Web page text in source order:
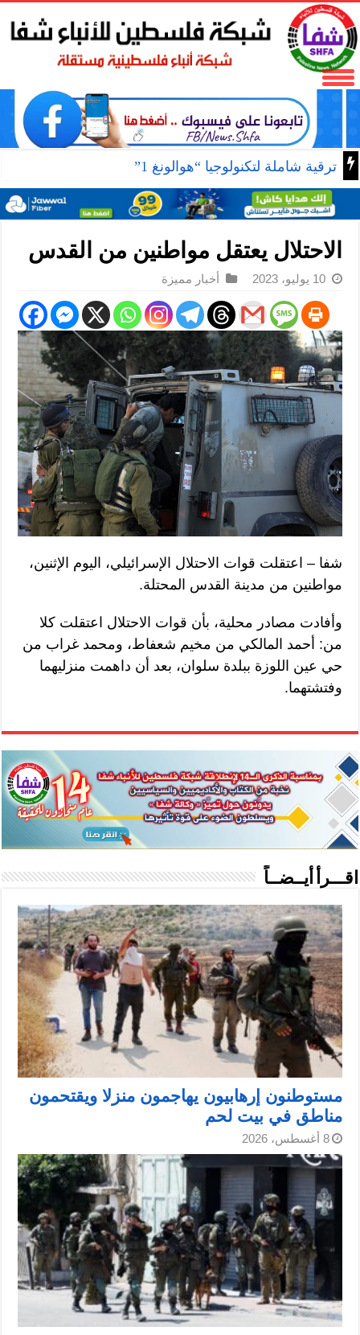
ترقية شاملة لتكنولوجيا “هوالونغ 1”
الاحتلال يعتقل مواطنين من القدس
10 يوليو، 2023 أخبار مميزة
شفا – اعتقلت قوات الاحتلال الإسرائيلي، اليوم الإثنين،
مواطنين من مدينة القدس المحتلة.
وأفادت مصادر محلية، بأن قوات الاحتلال اعتقلت كلا
من: أحمد المالكي من مخيم شعفاط، ومحمد غراب من
حي عين اللوزة ببلدة سلوان، بعد أن داهمت منزليهما
وفتشتهما.
اقـــرأ أيــضــاً
مستوطنون إرهابيون يهاجمون منزلا ويقتحمون
مناطق في بيت لحم
8 أغسطس، 2026